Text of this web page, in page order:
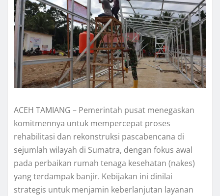
ACEH TAMIANG – Pemerintah pusat menegaskan
komitmennya untuk mempercepat proses
rehabilitasi dan rekonstruksi pascabencana di
sejumlah wilayah di Sumatra, dengan fokus awal
pada perbaikan rumah tenaga kesehatan (nakes)
yang terdampak banjir. Kebijakan ini dinilai
strategis untuk menjamin keberlanjutan layanan